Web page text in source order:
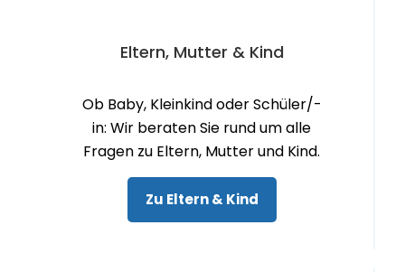
Eltern, Mutter & Kind
Ob Baby, Kleinkind oder Schüler/-
in: Wir beraten Sie rund um alle
Fragen zu Eltern, Mutter und Kind.
Zu Eltern & Kind